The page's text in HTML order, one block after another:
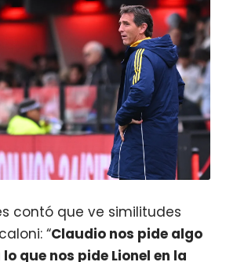
contó que ve similitudes
“Claudio nos pide algo
que nos pide Lionel en la